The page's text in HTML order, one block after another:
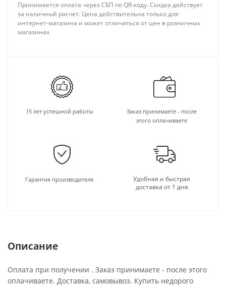
Принимается оплата через СБП по QR-коду. Скидка действует
за наличный расчет. Цена действительна только для
интернет-магазина и может отличаться от цен в розничных
магазинах
15 лет успешной работы
Заказ принимаете - после
этого оплачиваете
Гарантия производителя
Удобная и быстрая
доставка от 1 дня
Описание
Оплата при получении . Заказ принимаете - после этого
оплачиваете. Доставка, самовывоз. Купить недорого